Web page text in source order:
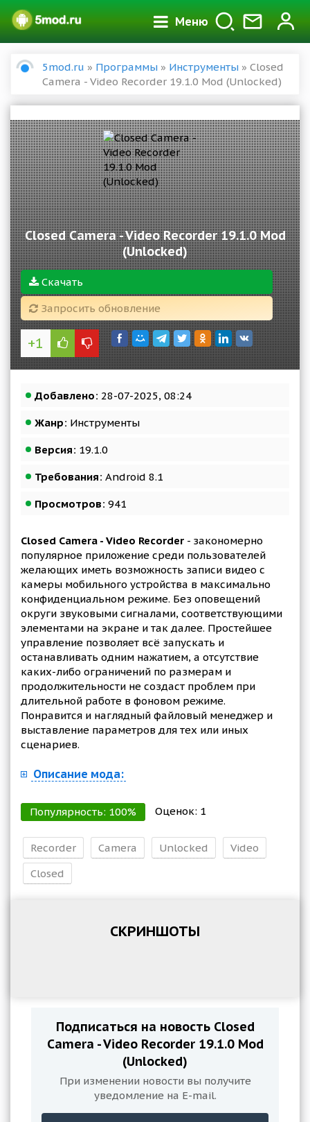
Меню
5mod.ru » Программы » Инструменты » Closed
Camera - Video Recorder 19.1.0 Mod (Unlocked)
Closed Camera - Video Recorder 19.1.0 Mod
(Unlocked)
Скачать
Запросить обновление
+1
Добавлено: 28-07-2025, 08:24
Жанр: Инструменты
Версия: 19.1.0
Требования: Android 8.1
Просмотров: 941
Closed Camera - Video Recorder - закономерно
популярное приложение среди пользователей
желающих иметь возможность записи видео с
камеры мобильного устройства в максимально
конфиденциальном режиме. Без оповещений
округи звуковыми сигналами, соответствующими
элементами на экране и так далее. Простейшее
управление позволяет всё запускать и
останавливать одним нажатием, а отсутствие
каких-либо ограничений по размерам и
продолжительности не создаст проблем при
длительной работе в фоновом режиме.
Понравится и наглядный файловый менеджер и
выставление параметров для тех или иных
сценариев.
Описание мода:
Популярность: 100% Оценок: 1
Recorder Camera Unlocked
Video
Closed
СКРИНШОТЫ
Подписаться на новость Closed
Camera - Video Recorder 19.1.0 Mod
(Unlocked)
При изменении новости вы получите
уведомление на E-mail.